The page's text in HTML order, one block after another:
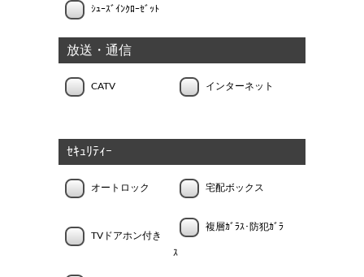
ｼｭｰｽﾞｲﾝｸﾛｰｾﾞｯﾄ
放送・通信
CATV インターネット
ｾｷｭﾘﾃｨｰ
オートロック 宅配ボックス
TVドアホン付き
複層ｶﾞﾗｽ･防犯ｶﾞﾗ
ｽ